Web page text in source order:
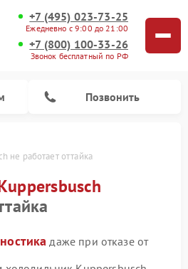
+7 (495) 023-73-25
Ежедневно с 9:00 до 21:00
+7 (800) 100-33-26
Звонок бесплатный по РФ
Позвонить
не работает оттайка
даже при отказе от